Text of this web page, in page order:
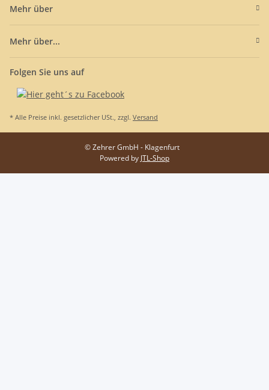
Mehr über
Mehr über...
Folgen Sie uns auf
* Alle Preise inkl. gesetzlicher USt., zzgl. Versand
© Zehrer GmbH - Klagenfurt
Powered by JTL-Shop